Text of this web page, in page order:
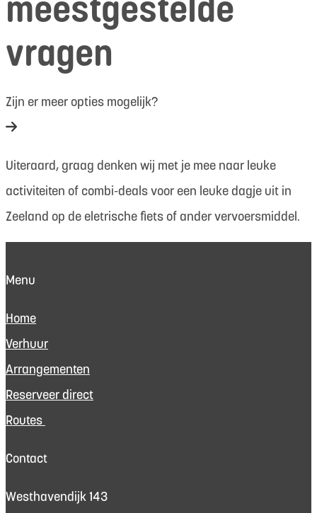
vragen
Zijn er meer opties mogelijk?
Uiteraard, graag denken wij met je mee naar leuke
activiteiten of combi-deals voor een leuke dagje uit in
Zeeland op de eletrische fiets of ander vervoersmiddel.
Menu
Home
Verhuur
Arrangementen
Reserveer direct
Routes
Contact
Westhavendijk 143